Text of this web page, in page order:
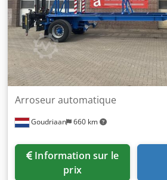
Goudriaan 660 km
Arroseur automatique
prix